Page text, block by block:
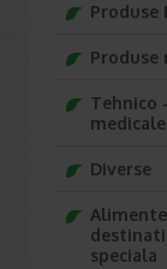
Produse
Tehnico -
medicale
Diverse
speciala